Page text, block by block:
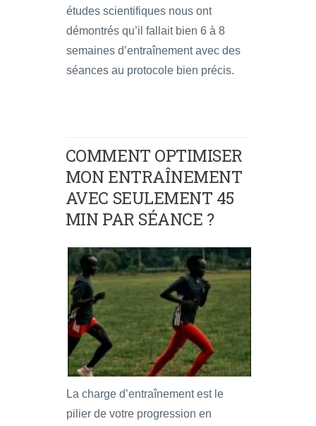
études scientifiques nous ont
démontrés qu’il fallait bien 6 à 8
semaines d’entraînement avec des
séances au protocole bien précis.
COMMENT OPTIMISER
MON ENTRAÎNEMENT
AVEC SEULEMENT 45
MIN PAR SÉANCE ?
La charge d’entraînement est le
pilier de votre progression en